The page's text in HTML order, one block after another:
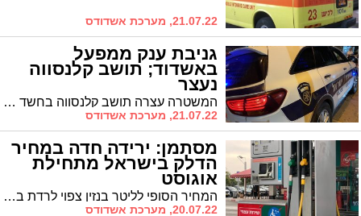
21.07.22, מערכת אשדודס
גניבת ענק ממפעל
באשדוד; תושב קלנסווה
נעצר
המשטרה עצרה תושב קלנסווה בחשד למעורבות בגניבת ציוד יקר ערך ממפעל באשדוד לפני כחודש. על פי המשטרה, שווי הציוד כמיליון שקל. בית המשפט האריך את מעצרו של החשוד
21.07.22, מערכת אשדודס
מסתמן: ירידה חדה במחיר
הדלק בישראל מתחילת
אוגוסט
המחיר הסופי לליטר בנזין צפוי לרדת בתחילת חודש אוגוסט ביותר משקל, כך מסתמן לאור הירידה במחיר הנפט בעולם והוזלת מס הבלו על הדלק בעוד חצי שקל
20.07.22, מערכת אשדודס